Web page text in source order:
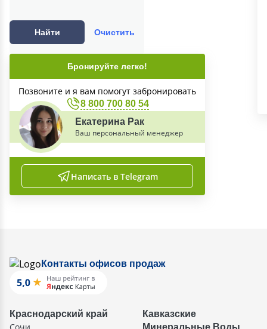
Найти Очистить
Бронируйте легко!
Позвоните и я вам помогут забронировать
8 800 700 80 54
Екатерина Рак
Ваш персональный менеджер
Написать в Telegram
Контакты офисов продаж
Краснодарский край
Кавказские
Минеральные Воды